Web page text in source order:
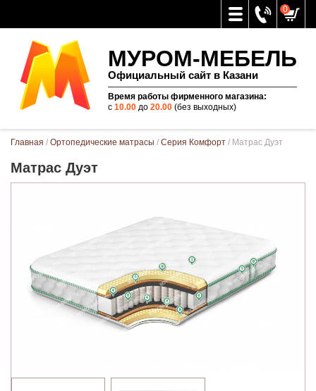
0
МУРОМ-МЕБЕЛЬ
Официальный сайт в Казани
Время работы фирменного магазина:
с 10.00до 20.00(без выходных)
Вы здесь
Главная / Ортопедические матрасы / Серия Комфорт / Матрас Дуэт
Матрас Дуэт